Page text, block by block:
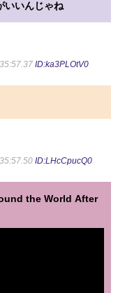
いいんじゃね
ID:ka3PLOtV0
ID:LHcCpucQ0
the World After